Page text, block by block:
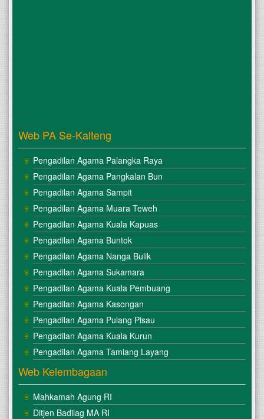
Web PA Se-Kalteng
Pengadilan Agama Palangka Raya
Pengadilan Agama Pangkalan Bun
Pengadilan Agama Sampit
Pengadilan Agama Muara Teweh
Pengadilan Agama Kuala Kapuas
Pengadilan Agama Buntok
Pengadilan Agama Nanga Bulik
Pengadilan Agama Sukamara
Pengadilan Agama Kuala Pembuang
Pengadilan Agama Kasongan
Pengadilan Agama Pulang Pisau
Pengadilan Agama Kuala Kurun
Pengadilan Agama Tamiang Layang
Web Kelembagaan
Mahkamah Agung RI
Ditjen Badilag MA RI